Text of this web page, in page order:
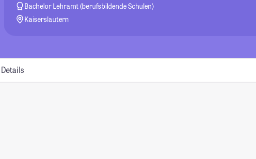
Bachelor Lehramt (berufsbildende Schulen)
Kaiserslautern
Details